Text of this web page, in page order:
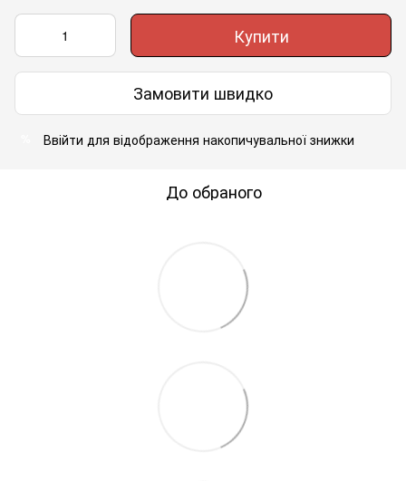
Купити
Замовити швидко
Ввійти для відображення накопичувальної знижки
До обраного